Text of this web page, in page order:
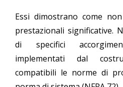
Essi dimostrano come
prestazionali significative.
di specifici
implementati dal
compatibili le norme di